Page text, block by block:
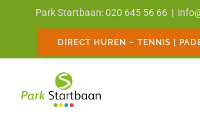
Park Startbaan: 020 645 56 66 |
DIRECT HUREN – TENNIS |